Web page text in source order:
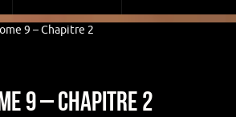
9 – Chapitre 2
9 – Chapitre 2